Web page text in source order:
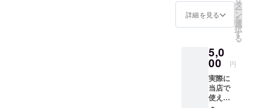
2022年
3月1
日〜8月
31日ま
け渡し
方法：2
月中に
郵送に
てお渡
しいた
詳細を見る
タ
ー
ン
を
選
択
す
る
5,0
00 円
実際に
当店で
使える